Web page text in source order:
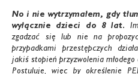
No i nie wytrzymałem, gdy
wyłącznie dzieci do 8 lat.
zgadzać się lub nie na
przypadkami przestępczych
jakiś stopień przyzwolenia młodego
Postuluje, więc by określenie